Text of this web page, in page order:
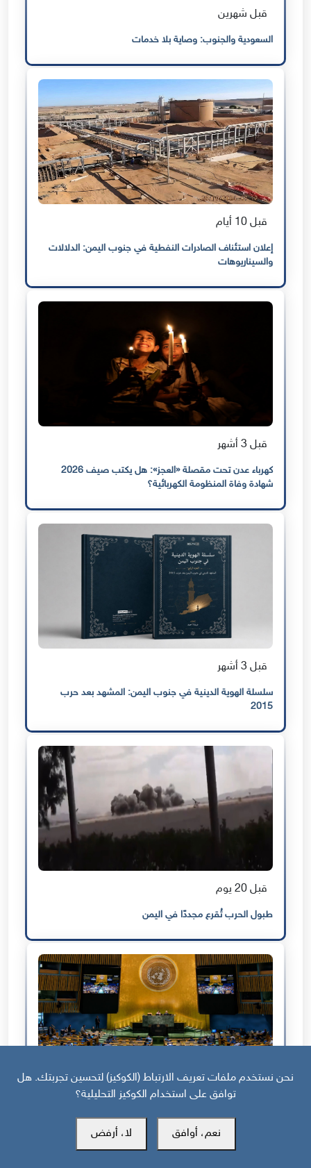
قبل شهرين
السعودية والجنوب: وصاية بلا خدمات
قبل 10 أيام
إعلان استئناف الصادرات النفطية في جنوب اليمن: الدلالات
والسيناريوهات
قبل 3 أشهر
كهرباء عدن تحت مقصلة «العجز»: هل يكتب صيف 2026
شهادة وفاة المنظومة الكهربائية؟
قبل 3 أشهر
سلسلة الهوية الدينية في جنوب اليمن: المشهد بعد حرب
2015
قبل 20 يوم
طبول الحرب تُقرع مجددًا في اليمن
قبل شهرين
نحن نستخدم ملفات تعريف الارتباط (الكوكيز) لتحسين تجربتك. هل
توافق على استخدام الكوكيز التحليلية؟
نعم، أوافق لا، أرفض